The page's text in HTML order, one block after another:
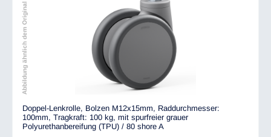
Abbildung ähnlich dem Original
Doppel-Lenkrolle, Bolzen M12x15mm, Raddurchmesser:
100mm, Tragkraft: 100 kg, mit spurfreier grauer
Polyurethanbereifung (TPU) / 80 shore A